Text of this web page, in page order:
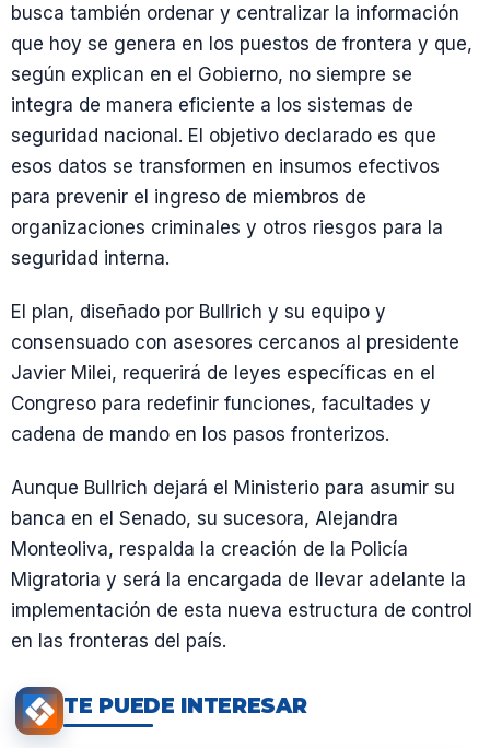
busca también ordenar y centralizar la información
que hoy se genera en los puestos de frontera y que,
según explican en el Gobierno, no siempre se
integra de manera eficiente a los sistemas de
seguridad nacional. El objetivo declarado es que
esos datos se transformen en insumos efectivos
para prevenir el ingreso de miembros de
organizaciones criminales y otros riesgos para la
seguridad interna.
El plan, diseñado por Bullrich y su equipo y
consensuado con asesores cercanos al presidente
Javier Milei, requerirá de leyes específicas en el
Congreso para redefinir funciones, facultades y
cadena de mando en los pasos fronterizos.
Aunque Bullrich dejará el Ministerio para asumir su
banca en el Senado, su sucesora, Alejandra
Monteoliva, respalda la creación de la Policía
Migratoria y será la encargada de llevar adelante la
implementación de esta nueva estructura de control
en las fronteras del país.
TE PUEDE INTERESAR